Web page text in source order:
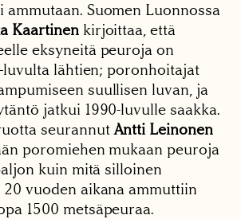
ammutaan. Suomen Luonnossa
Kaartinenkirjoittaa, että
eksyneitä peuroja on
luvulta lähtien; poronhoitajat
suullisen luvan, ja
jatkui 1990-luvulle saakka.
seurannut Antti Leinonen
poromiehen mukaan peuroja
kuin mitä silloinen
vuoden aikana ammuttiin
1500 metsäpeuraa.